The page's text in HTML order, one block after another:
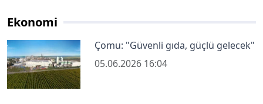
Ekonomi
Çomu: "Güvenli gıda, güçlü gelecek"
05.06.2026 16:04